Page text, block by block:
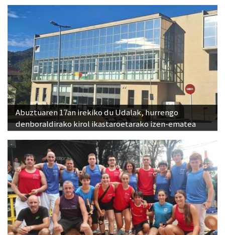
Abuztuaren 17an irekiko du Udalak, hurrengo
denboraldirako kirol ikastaroetarako izen-ematea